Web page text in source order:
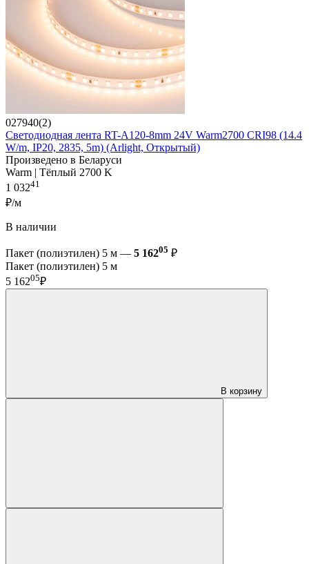
027940(2)
Светодиодная лента RT-A120-8mm 24V Warm2700 CRI98 (14.4
W/m, IP20, 2835, 5m) (Arlight, Открытый)
Произведено в Беларуси
Warm | Тёплый 2700 K
1 03241
₽/м
В наличии
Пакет (полиэтилен) 5 м — 5 16205 ₽
Пакет (полиэтилен) 5 м
5 16205₽
В корзину